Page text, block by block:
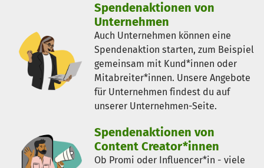
Spendenaktionen von
Unternehmen
Auch Unternehmen können eine
Spendenaktion starten, zum Beispiel
gemeinsam mit Kund*innen oder
Mitabreiter*innen. Unsere Angebote
für Unternehmen findest du auf
unserer Unternehmen-Seite.
Spendenaktionen von
Content Creator*innen
Ob Promi oder Influencer*in - viele